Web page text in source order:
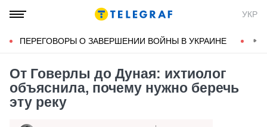
УКР
ПЕРЕГОВОРЫ О ЗАВЕРШЕНИИ ВОЙНЫ В УКРАИНЕ
От Говерлы до Дуная: ихтиолог
объяснила, почему нужно беречь
эту реку